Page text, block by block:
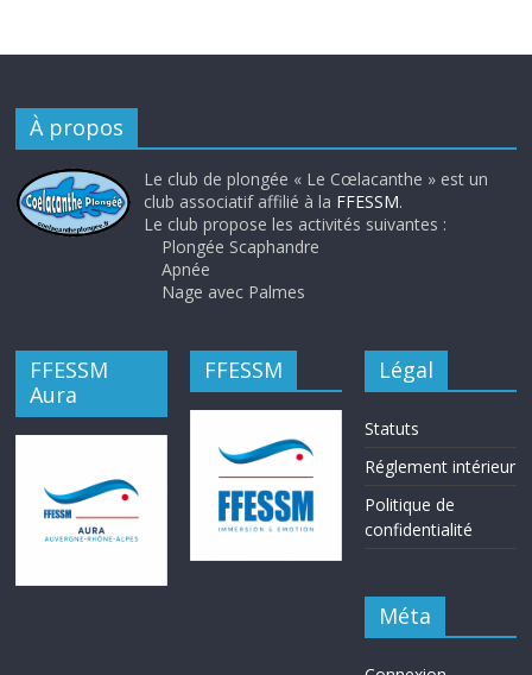
À propos
Le club de plongée « Le Cœlacanthe » est un
club associatif affilié à la FFESSM.
Le club propose les activités suivantes :
Plongée Scaphandre
Apnée
Nage avec Palmes
FFESSM
Aura
FFESSM Légal
Statuts
Réglement intérieur
Politique de
confidentialité
Méta